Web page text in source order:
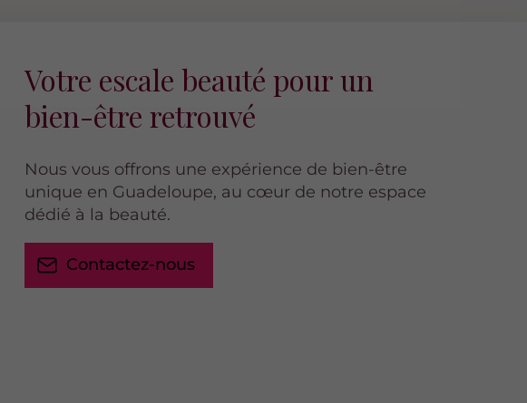
Votre escale beauté pour un
bien-être retrouvé
Nous vous offrons une expérience de bien-être
unique en Guadeloupe, au cœur de notre espace
dédié à la beauté.
Contactez-nous